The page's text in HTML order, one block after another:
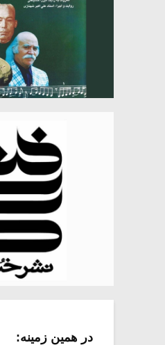
در همین زمینه: